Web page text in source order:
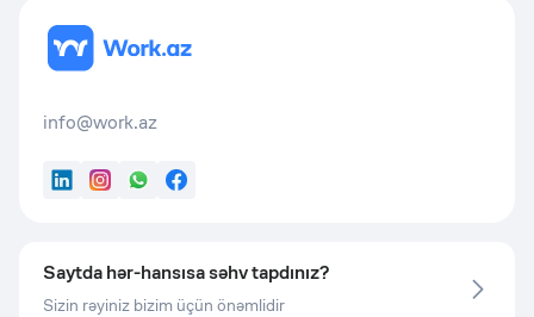
info@work.az
LinkedInInstagram
WhatsApp
Facebook
Saytda hər-hansısa səhv tapdınız?
Sizin rəyiniz bizim üçün önəmlidir